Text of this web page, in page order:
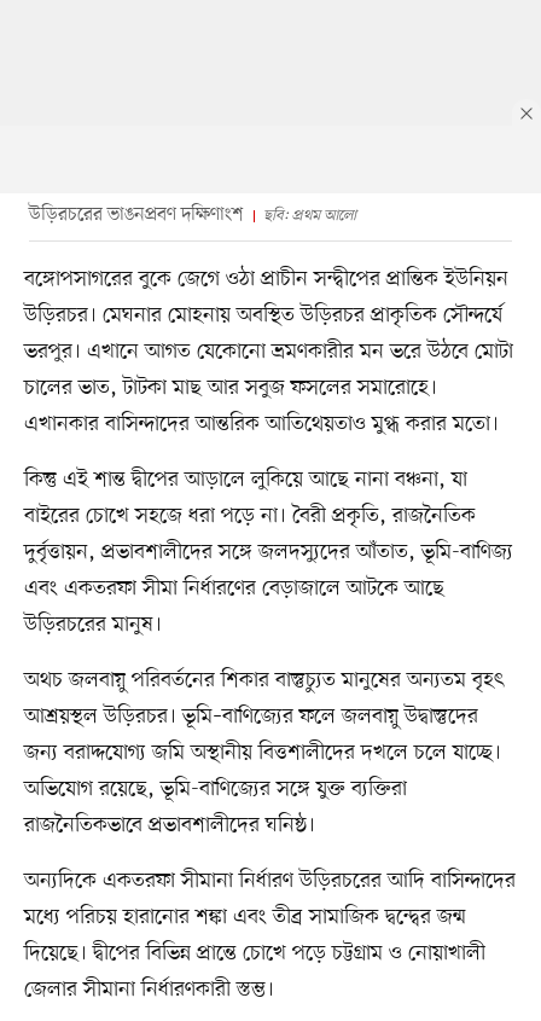
উড়িরচরের ভাঙনপ্রবণ দক্ষিণাংশ ছবি: প্রথম আলো
বঙ্গোপসাগরের বুকে জেগে ওঠা প্রাচীন সন্দ্বীপের প্রান্তিক ইউনিয়ন
উড়িরচর। মেঘনার মোহনায় অবস্থিত উড়িরচর প্রাকৃতিক সৌন্দর্যে
ভরপুর। এখানে আগত যেকোনো ভ্রমণকারীর মন ভরে উঠবে মোটা
চালের ভাত, টাটকা মাছ আর সবুজ ফসলের সমারোহে।
এখানকার বাসিন্দাদের আন্তরিক আতিথেয়তাও মুগ্ধ করার মতো।
কিন্তু এই শান্ত দ্বীপের আড়ালে লুকিয়ে আছে নানা বঞ্চনা, যা
বাইরের চোখে সহজে ধরা পড়ে না। বৈরী প্রকৃতি, রাজনৈতিক
দুর্বৃত্তায়ন, প্রভাবশালীদের সঙ্গে জলদস্যুদের আঁতাত, ভূমি-বাণিজ্য
এবং একতরফা সীমা নির্ধারণের বেড়াজালে আটকে আছে
উড়িরচরের মানুষ।
অথচ জলবায়ু পরিবর্তনের শিকার বাস্তুচ্যুত মানুষের অন্যতম বৃহৎ
আশ্রয়স্থল উড়িরচর। ভূমি–বাণিজ্যের ফলে জলবায়ু উদ্বাস্তুদের
জন্য বরাদ্দযোগ্য জমি অস্থানীয় বিত্তশালীদের দখলে চলে যাচ্ছে।
অভিযোগ রয়েছে, ভূমি-বাণিজ্যের সঙ্গে যুক্ত ব্যক্তিরা
রাজনৈতিকভাবে প্রভাবশালীদের ঘনিষ্ঠ।
অন্যদিকে একতরফা সীমানা নির্ধারণ উড়িরচরের আদি বাসিন্দাদের
মধ্যে পরিচয় হারানোর শঙ্কা এবং তীব্র সামাজিক দ্বন্দ্বের জন্ম
দিয়েছে। দ্বীপের বিভিন্ন প্রান্তে চোখে পড়ে চট্টগ্রাম ও নোয়াখালী
জেলার সীমানা নির্ধারণকারী স্তম্ভ।